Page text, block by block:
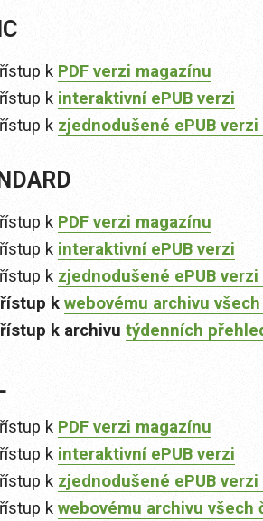
k PDF verzi magazínu
k interaktivní ePUB verzi
k zjednodušené ePUB
k PDF verzi magazínu
k interaktivní ePUB verzi
k zjednodušené ePUB
k webovému archivu
k archivu týdenních
k PDF verzi magazínu
k interaktivní ePUB verzi
k zjednodušené ePUB
k webovému archivu všech